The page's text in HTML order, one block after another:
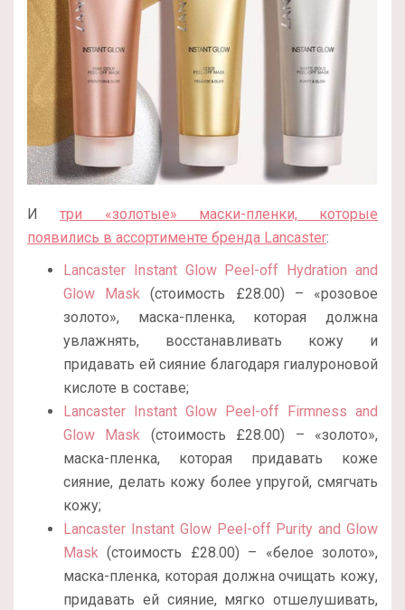
Итри «золотые» маски-пленки, которые
появились в ассортименте бренда Lancaster:
Lancaster Instant Glow Peel-off Hydration and
Glow Mask (стоимость £28.00) – «розовое
золото», маска-пленка, которая должна
увлажнять, восстанавливать кожу и
придавать ей сияние благодаря гиалуроновой
кислоте в составе;
Lancaster Instant Glow Peel-off Firmness and
Glow Mask (стоимость £28.00) – «золото»,
маска-пленка, которая придавать коже
сияние, делать кожу более упругой, смягчать
кожу;
Lancaster Instant Glow Peel-off Purity and Glow
Mask (стоимость £28.00) – «белое золото»,
маска-пленка, которая должна очищать кожу,
придавать ей сияние, мягко отшелушивать,